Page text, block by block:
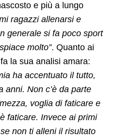
e più a lungo
ragazzi allenarsi e
generale si fa poco sport
molto”. Quanto ai
la sua analisi amara:
ha accentuato il tutto,
anni. Non c’è da parte
voglia di faticare e
faticare. Invece ai primi
non ti alleni il risultato